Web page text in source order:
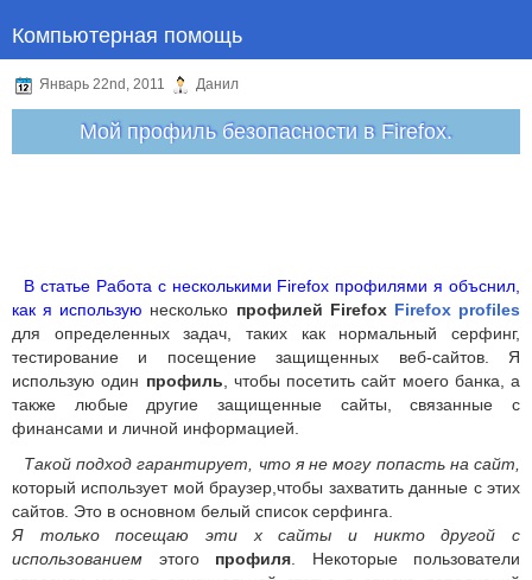
Компьютерная помощь
Январь 22nd, 2011 Данил
Мой профиль безопасности в Firefox.
В статье Работа с несколькими Firefox профилями я объснил,
как я использую несколько профилей Firefox Firefox profiles
для определенных задач, таких как нормальный серфинг,
тестирование и посещение защищенных веб-сайтов. Я
использую один профиль , чтобы посетить сайт моего банка, а
также любые другие защищенные сайты, связанные с
финансами и личной информацией.
Такой подход гарантирует, что я не могу попасть на сайт,
который использует мой браузер,чтобы захватить данные с этих
сайтов. Это в основном белый список серфинга.
Я только посещаю эти х сайты и никто другой с
использованием этого профиля . Некоторые пользователи